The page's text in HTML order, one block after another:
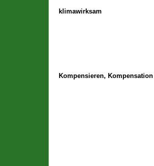
klimawirksam
Kompensieren, Kompensation